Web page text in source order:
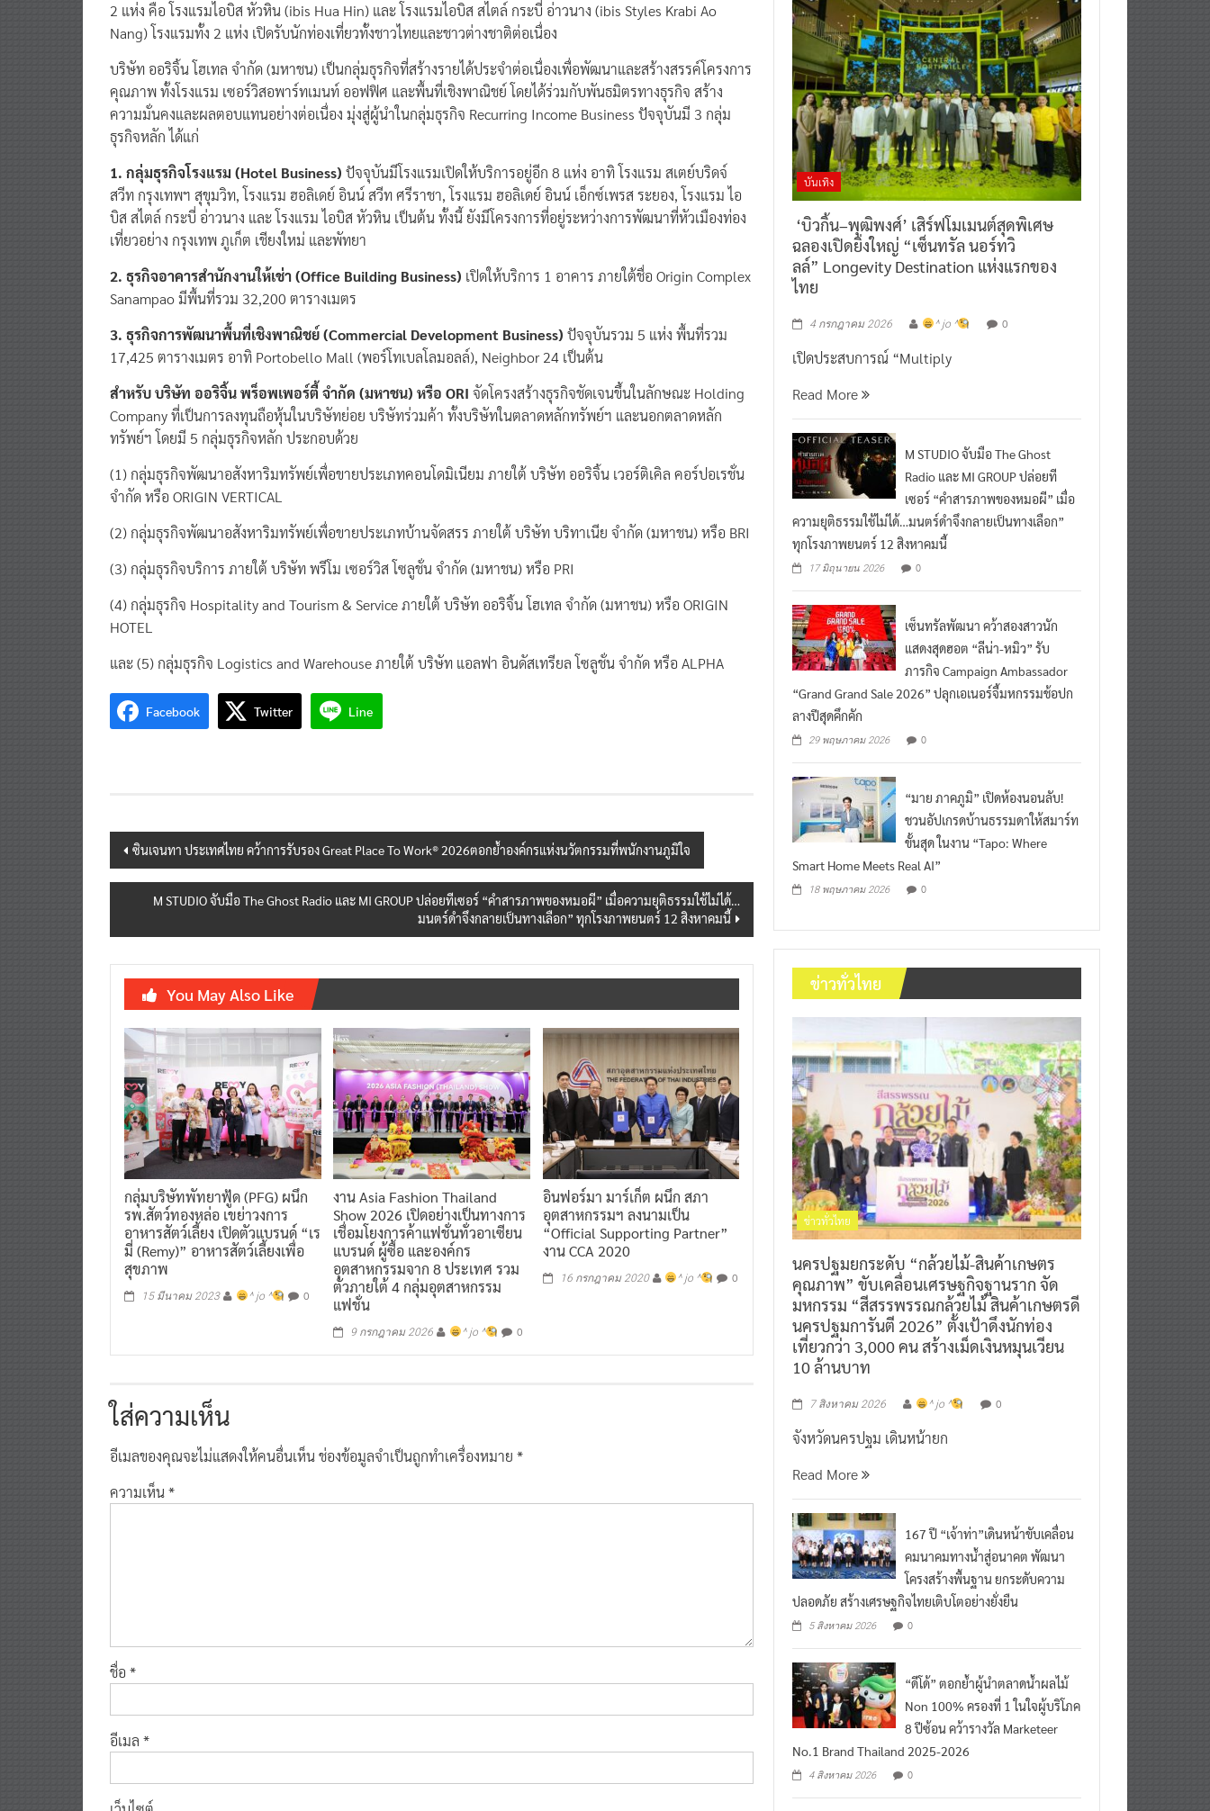
2 แห่ง คือ โรงแรมไอบิส หัวหิน (ibis Hua Hin) และ โรงแรมไอบิส สไตล์ กระบี่ อ่าวนาง (ibis Styles Krabi Ao
Nang) โรงแรมทั้ง 2 แห่ง เปิดรับนักท่องเที่ยวทั้งชาวไทยและชาวต่างชาติต่อเนื่อง
บริษัท ออริจิ้น โฮเทล จำกัด (มหาชน) เป็นกลุ่มธุรกิจที่สร้างรายได้ประจำต่อเนื่องเพื่อพัฒนาและสร้างสรรค์โครงการ
คุณภาพ ทั้งโรงแรม เซอร์วิสอพาร์ทเมนท์ ออฟฟิศ และพื้นที่เชิงพาณิชย์ โดยได้ร่วมกับพันธมิตรทางธุรกิจ สร้าง
ความมั่นคงและผลตอบแทนอย่างต่อเนื่อง มุ่งสู่ผู้นำในกลุ่มธุรกิจ Recurring Income Business ปัจจุบันมี 3 กลุ่ม
ธุรกิจหลัก ได้แก่
1. กลุ่มธุรกิจโรงแรม (Hotel Business) ปัจจุบันมีโรงแรมเปิดให้บริการอยู่อีก 8 แห่ง อาทิ โรงแรม สเตย์บริดจ์
สวีท กรุงเทพฯ สุขุมวิท, โรงแรม ฮอลิเดย์ อินน์ สวีท ศรีราชา, โรงแรม ฮอลิเดย์ อินน์ เอ็กซ์เพรส ระยอง, โรงแรม ไอ
บิส สไตล์ กระบี่ อ่าวนาง และ โรงแรม ไอบิส หัวหิน เป็นต้น ทั้งนี้ ยังมีโครงการที่อยู่ระหว่างการพัฒนาที่หัวเมืองท่อง
เที่ยวอย่าง กรุงเทพ ภูเก็ต เชียงใหม่ และพัทยา
2. ธุรกิจอาคารสำนักงานให้เช่า (Office Building Business) เปิดให้บริการ 1 อาคาร ภายใต้ชื่อ Origin Complex
Sanampao มีพื้นที่รวม 32,200 ตารางเมตร
3. ธุรกิจการพัฒนาพื้นที่เชิงพาณิชย์ (Commercial Development Business) ปัจจุบันรวม 5 แห่ง พื้นที่รวม
17,425 ตารางเมตร อาทิ Portobello Mall (พอร์โทเบลโลมอลล์), Neighbor 24 เป็นต้น
สำหรับ บริษัท ออริจิ้น พร็อพเพอร์ตี้ จำกัด (มหาชน) หรือ ORI จัดโครงสร้างธุรกิจชัดเจนขึ้นในลักษณะ Holding
Company ที่เป็นการลงทุนถือหุ้นในบริษัทย่อย บริษัทร่วมค้า ทั้งบริษัทในตลาดหลักทรัพย์ฯ และนอกตลาดหลัก
ทรัพย์ฯ โดยมี 5 กลุ่มธุรกิจหลัก ประกอบด้วย
(1) กลุ่มธุรกิจพัฒนาอสังหาริมทรัพย์เพื่อขายประเภทคอนโดมิเนียม ภายใต้ บริษัท ออริจิ้น เวอร์ติเคิล คอร์ปอเรชั่น
จํากัด หรือ ORIGIN VERTICAL
(2) กลุ่มธุรกิจพัฒนาอสังหาริมทรัพย์เพื่อขายประเภทบ้านจัดสรร ภายใต้ บริษัท บริทาเนีย จำกัด (มหาชน) หรือ BRI
(3) กลุ่มธุรกิจบริการ ภายใต้ บริษัท พรีโม เซอร์วิส โซลูชั่น จำกัด (มหาชน) หรือ PRI
(4) กลุ่มธุรกิจ Hospitality and Tourism & Service ภายใต้ บริษัท ออริจิ้น โฮเทล จํากัด (มหาชน) หรือ ORIGIN
HOTEL
และ (5) กลุ่มธุรกิจ Logistics and Warehouse ภายใต้ บริษัท แอลฟา อินดัสเทรียล โซลูชั่น จำกัด หรือ ALPHA
Facebook Twitter Line
Post
navigation
ซินเจนทา ประเทศไทย คว้าการรับรอง Great Place To Work® 2026ตอกย้ำองค์กรแห่งนวัตกรรมที่พนักงานภูมิใจ
M STUDIO จับมือ The Ghost Radio และ MI GROUP ปล่อยทีเซอร์ “คำสารภาพของหมอผี” เมื่อความยุติธรรมใช้ไม่ได้…
มนตร์ดำจึงกลายเป็นทางเลือก” ทุกโรงภาพยนตร์ 12 สิงหาคมนี้
You May Also Like
กลุ่มบริษัทพัทยาฟู้ด (PFG) ผนึก
รพ.สัตว์ทองหล่อ เขย่าวงการ
อาหารสัตว์เลี้ยง เปิดตัวแบรนด์ “เร
มี่ (Remy)” อาหารสัตว์เลี้ยงเพื่อ
สุขภาพ
15 มีนาคม 2023 ^ jo ^ 0
งาน Asia Fashion Thailand
Show 2026 เปิดอย่างเป็นทางการ
เชื่อมโยงการค้าแฟชั่นทั่วอาเซียน
แบรนด์ ผู้ซื้อ และองค์กร
อุตสาหกรรมจาก 8 ประเทศ รวม
ตัวภายใต้ 4 กลุ่มอุตสาหกรรม
แฟชั่น
9 กรกฎาคม 2026 ^ jo ^ 0
อินฟอร์มา มาร์เก็ต ผนึก สภา
อุตสาหกรรมฯ ลงนามเป็น
“Official Supporting Partner”
งาน CCA 2020
16 กรกฎาคม 2020 ^ jo ^ 0
ใส่ความเห็น
อีเมลของคุณจะไม่แสดงให้คนอื่นเห็นช่องข้อมูลจำเป็นถูกทำเครื่องหมาย *
ความเห็น*
ชื่อ *
อีเมล *
บันเทิง
‘บิวกิ้น–พุฒิพงศ์’ เสิร์ฟโมเมนต์สุดพิเศษ
ฉลองเปิดยิ่งใหญ่ “เซ็นทรัล นอร์ทวิ
ลล์” Longevity Destination แห่งแรกของ
ไทย
4 กรกฎาคม 2026 ^ jo ^ 0
เปิดประสบการณ์ “Multiply
Read More
M STUDIO จับมือ The Ghost
Radio และ MI GROUP ปล่อยที
เซอร์ “คำสารภาพของหมอผี” เมื่อ
ความยุติธรรมใช้ไม่ได้…มนตร์ดำจึงกลายเป็นทางเลือก”
ทุกโรงภาพยนตร์ 12 สิงหาคมนี้
17 มิถุนายน 2026 0
เซ็นทรัลพัฒนา คว้าสองสาวนัก
แสดงสุดฮอต “ลีน่า-หมิว” รับ
ภารกิจ Campaign Ambassador
“Grand Grand Sale 2026” ปลุกเอเนอร์จี้มหกรรมช้อปก
ลางปีสุดคึกคัก
29 พฤษภาคม 2026 0
“มาย ภาคภูมิ” เปิดห้องนอนลับ!
ชวนอัปเกรดบ้านธรรมดาให้สมาร์ท
ขั้นสุด ในงาน “Tapo: Where
Smart Home Meets Real AI”
18 พฤษภาคม 2026 0
ข่าวทั่วไทย
ข่าวทั่วไทย
นครปฐมยกระดับ “กล้วยไม้-สินค้าเกษตร
คุณภาพ” ขับเคลื่อนเศรษฐกิจฐานราก จัด
มหกรรม “สีสรรพรรณกล้วยไม้ สินค้าเกษตรดี
นครปฐมการันตี 2026” ตั้งเป้าดึงนักท่อง
เที่ยวกว่า 3,000 คน สร้างเม็ดเงินหมุนเวียน
10 ล้านบาท
7 สิงหาคม 2026 ^ jo ^ 0
จังหวัดนครปฐม เดินหน้ายก
Read More
167 ปี “เจ้าท่า”เดินหน้าขับเคลื่อน
คมนาคมทางน้ำสู่อนาคต พัฒนา
โครงสร้างพื้นฐาน ยกระดับความ
ปลอดภัย สร้างเศรษฐกิจไทยเติบโตอย่างยั่งยืน
5 สิงหาคม 2026 0
“ดีโด้” ตอกย้ำผู้นำตลาดน้ำผลไม้
Non 100% ครองที่ 1 ในใจผู้บริโภค
8 ปีซ้อน คว้ารางวัล Marketeer
No.1 Brand Thailand 2025-2026
4 สิงหาคม 2026 0